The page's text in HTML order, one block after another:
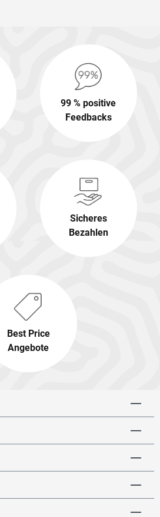
99 % positive
Feedbacks
Sicheres
Bezahlen
Best Price
Angebote